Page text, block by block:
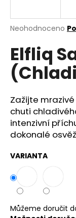
Průměrné
produktu
je
0,0
z
hvězdiček.
Neohodnoceno
Elfliq
Zažijte
chuti
intenzivní
dokonalé
VARIANTA
Můžeme doručit
j
t
?
D
o
p
r